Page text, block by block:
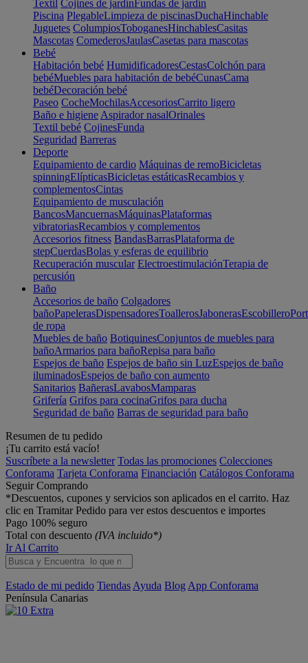
Textil Cojines de jardín Fundas de jardín
Piscina PlegableLimpieza de piscinasDuchaHinchable
Juguetes ColumpiosToboganesHinchablesCasitas
Mascotas ComederosJaulasCasetas para mascotas
Bebé
Habitación bebé HumidificadoresCestasColchón para
bebéMuebles para habitación de bebéCunasCama
bebéDecoración bebé
Paseo CocheMochilasAccesoriosCarrito ligero
Baño e higiene Aspirador nasalOrinales
Textil bebé CojinesFunda
Seguridad Barreras
Deporte
Equipamiento de cardio Máquinas de remoBicicletas
spinningElípticasBicicletas estáticasRecambios y
complementosCintas
Equipamiento de musculación
BancosMancuernasMáquinasPlataformas
vibratoriasRecambios y complementos
Accesorios fitness BandasBarrasPlataforma de
stepCuerdasBolas y esferas de equilibrio
Recuperación muscular ElectroestimulaciónTerapia de
percusión
Baño
Accesorios de baño Colgadores
bañoPapelerasDispensadoresToallerosJabonerasEscobillero
de ropa
Muebles de baño BotiquinesConjuntos de muebles para
bañoArmarios para bañoRepisa para baño
Espejos de baño Espejos de baño sin LuzEspejos de baño
iluminadosEspejos de baño con aumento
Sanitarios BañerasLavabosMamparas
Grifería Grifos para cocinaGrifos para ducha
Seguridad de baño Barras de seguridad para baño
Resumen de tu pedido
¡Tu carrito está vacío!
Suscríbete a la newsletter Todas las promociones Colecciones
Conforama Tarjeta Conforama Financiación Catálogos Conforama
Seguir Comprando
*Descuentos, cupones y servicios son aplicados en el carrito. Haz
clic en Tramitar Pedido para ver estos descuentos e importes
Pago 100% seguro
Total con descuento (IVA incluido*)
Ir Al Carrito
Estado de mi pedido Tiendas Ayuda Blog App Conforama
Península Canarias